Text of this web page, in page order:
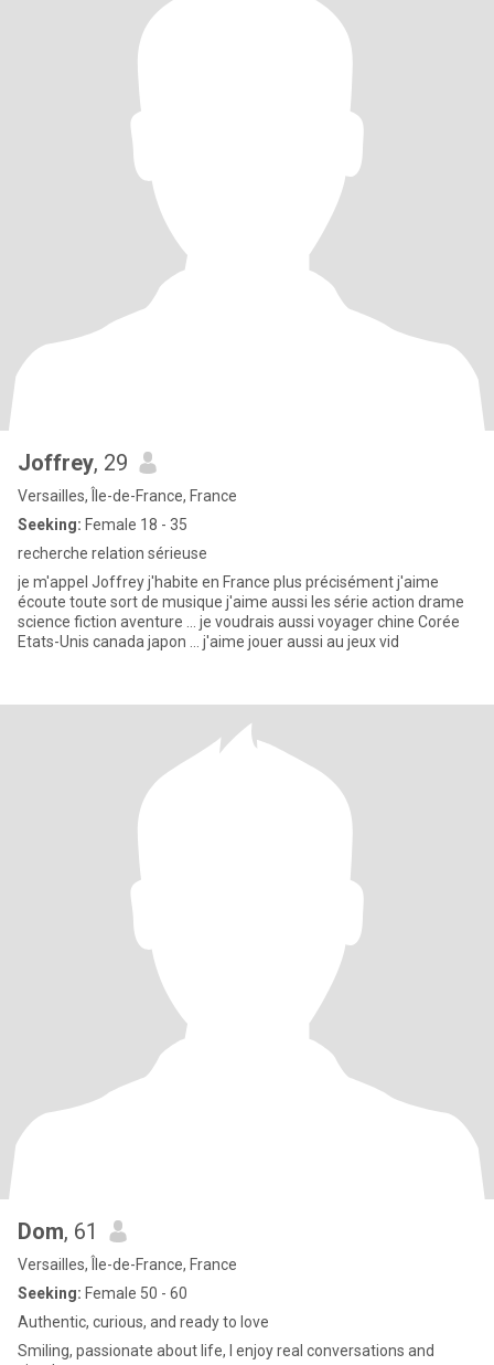
Joffrey, 29
Versailles, Île-de-France, France
Seeking: Female 18 - 35
recherche relation sérieuse
je m'appel Joffrey j'habite en France plus précisément j'aime
écoute toute sort de musique j'aime aussi les série action drame
science fiction aventure … je voudrais aussi voyager chine Corée
Etats-Unis canada japon … j'aime jouer aussi au jeux vid
Dom, 61
Versailles, Île-de-France, France
Seeking: Female 50 - 60
Authentic, curious, and ready to love
Smiling, passionate about life, I enjoy real conversations and